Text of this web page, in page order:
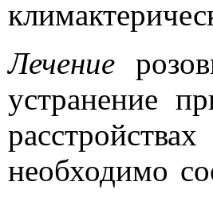
Лечение
устранение
необходимо